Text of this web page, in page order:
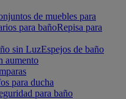
de muebles para
para bañoRepisa para
sin LuzEspejos de baño
aumento
para ducha
para baño